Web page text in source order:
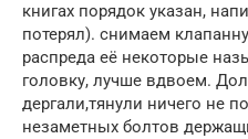
книгах порядок указан,
потерял). снимаем
распреда её некоторые
головку, лучше вдвоем.
дергали,тянули ничего не
незаметных болтов